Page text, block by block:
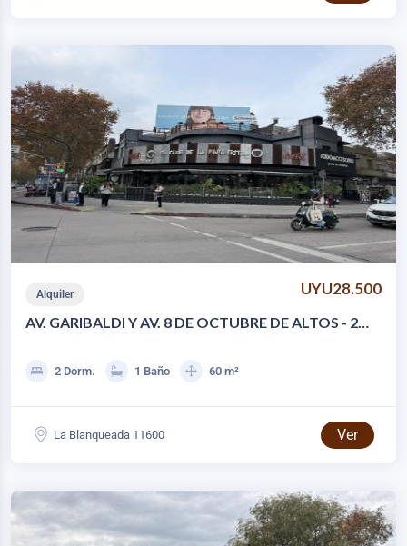
Alquiler UYU28.500
AV. GARIBALDI Y AV. 8 DE OCTUBRE DE ALTOS - 2
2 Dorm. 1 Baño 60 m²
La Blanqueada 11600 Ver